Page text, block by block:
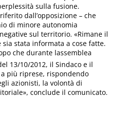
sulla fusione.
dall’opposizione – che
di minore autonomia
sul territorio. «Rimane il
stata informata a cose fatte.
che durante lassemblea
13/10/2012, il Sindaco e il
a più riprese, rispondendo
azionisti, la volontà di
conclude il comunicato.